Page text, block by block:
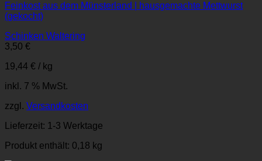
Feinkost aus dem Münsterland | hausgemachte Mettwurst
(gekocht)
Schinken Waltering
3,50 €
19,44 € / kg
inkl. 7 % MwSt.
zzgl. Versandkosten
Lieferzeit: 1-3 Werktage
Produkt enthält: 0,18 kg